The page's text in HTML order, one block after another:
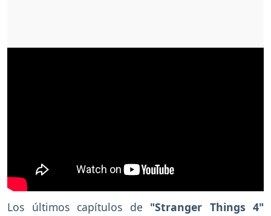
Los últimos capítulos de "Stranger Things 4"